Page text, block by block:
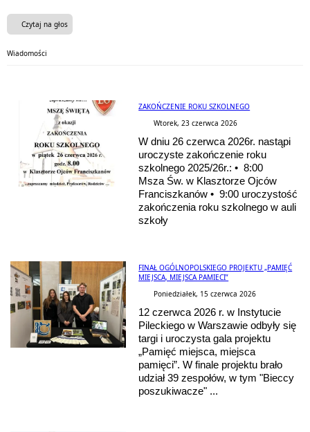
Czytaj na głos
Wiadomości
ZAKOŃCZENIE ROKU SZKOLNEGO
Wtorek, 23 czerwca 2026
W dniu 26 czerwca 2026r. nastąpi
uroczyste zakończenie roku
szkolnego 2025/26r.: • 8:00
Msza Św. w Klasztorze Ojców
Franciszkanów • 9:00 uroczystość
zakończenia roku szkolnego w auli
szkoły
FINAŁ OGÓLNOPOLSKIEGO PROJEKTU „PAMIĘĆ
MIEJSCA, MIEJSCA PAMIECI”
Poniedziałek, 15 czerwca 2026
12 czerwca 2026 r. w Instytucie
Pileckiego w Warszawie odbyły się
targi i uroczysta gala projektu
„Pamięć miejsca, miejsca
pamięci”. W finale projektu brało
udział 39 zespołów, w tym "Bieccy
poszukiwacze" ...